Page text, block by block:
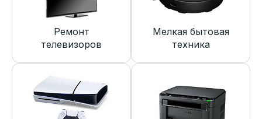
Ремонт
телевизоров
Мелкая бытовая
техника